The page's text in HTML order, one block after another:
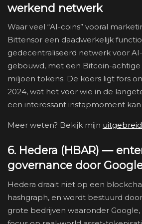
werkend netwerk
Waar veel “AI-coins” vooral
Bittensor een daadwerkelijk
gedecentraliseerd netwerk voor
gebouwd, met een Bitcoin-achtige
miljoen tokens. De koers ligt fors
2024, wat het voor wie in de
een interessant instapmoment
Meer weten? Bekijk mijn
6. Hedera (HBAR) —
governance door
Hedera draait niet op een
hashgraph, en wordt bestuurd
grote bedrijven waaronder